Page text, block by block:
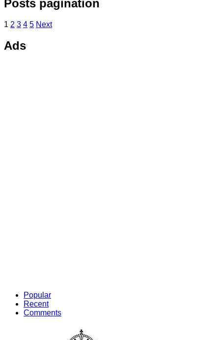
Posts pagination
1 2 3 4 5 Next
Ads
Popular
Recent
Comments